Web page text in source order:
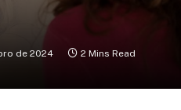
de 2024 2 Mins Read